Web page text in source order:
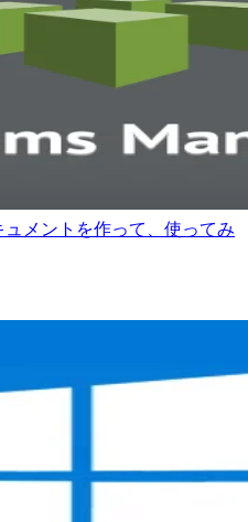
メントを作って、使ってみ